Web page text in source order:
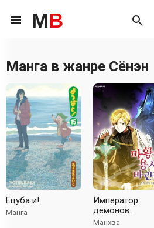
MB
Манга в жанре Сёнэн
Ёцуба и!
Манга
Император
демонов
нуждается в
Манхва